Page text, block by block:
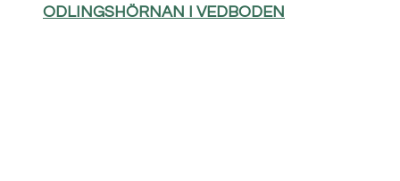
ODLINGSHÖRNAN I VEDBODEN